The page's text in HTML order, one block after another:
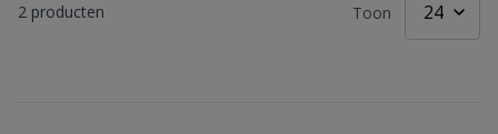
2 producten Toon